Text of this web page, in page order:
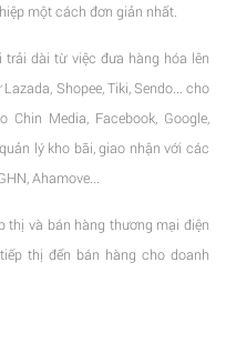
một cách đơn giản nhất.
dài từ việc đưa hàng hóa lên
Shopee, Tiki, Sendo... cho
Media, Facebook, Google,
lý kho bãi, giao nhận với các
Ahamove...
thị và bán hàng thương mại điện
thị đến bán hàng cho doanh